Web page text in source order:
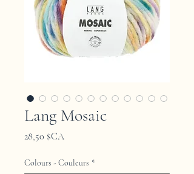
Lang Mosaic
28,50 $CAPrix
Colours - Couleurs *